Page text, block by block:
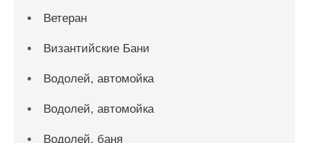
Ветеран
Византийские Бани
Водолей, автомойка
Водолей, автомойка
Водолей, баня